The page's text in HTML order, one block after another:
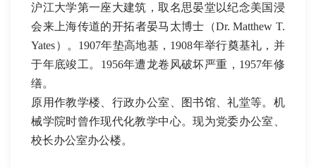
沪江大学第一座大建筑，取名思晏堂以纪念美国浸
会来上海传道的开拓者晏马太博士（Dr. Matthew T.
Yates）。1907年垫高地基，1908年举行奠基礼，并
于年底竣工。1956年遭龙卷风破坏严重，1957年修
缮。
原用作教学楼、行政办公室、图书馆、礼堂等。机
械学院时曾作现代化教学中心。现为党委办公室、
校长办公室办公楼。